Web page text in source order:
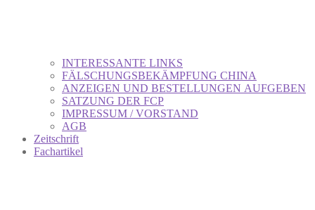
INTERESSANTE LINKS
FÄLSCHUNGSBEKÄMPFUNG CHINA
ANZEIGEN UND BESTELLUNGEN AUFGEBEN
SATZUNG DER FCP
IMPRESSUM / VORSTAND
AGB
Zeitschrift
Fachartikel